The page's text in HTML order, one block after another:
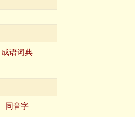
成语词典
同音字